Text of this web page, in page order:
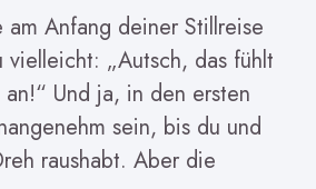
Anfang deiner Stillreise
vielleicht: „Autsch, das fühlt
Und ja, in den ersten
sein, bis du und
raushabt. Aber die